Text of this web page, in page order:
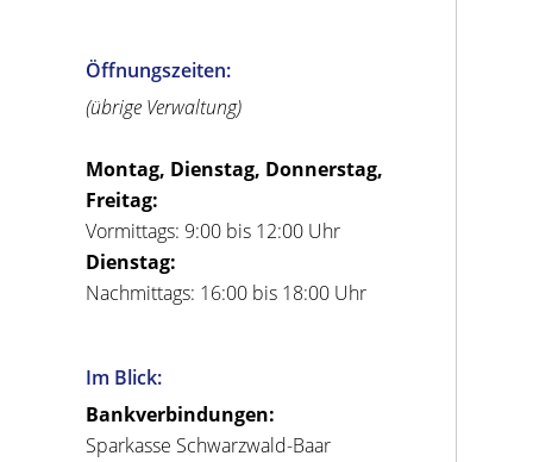
Öffnungszeiten:
(übrige Verwaltung)
Montag, Dienstag, Donnerstag,
Freitag:
Vormittags: 9:00 bis 12:00 Uhr
Dienstag:
Nachmittags: 16:00 bis 18:00 Uhr
Im Blick:
Bankverbindungen:
Sparkasse Schwarzwald-Baar